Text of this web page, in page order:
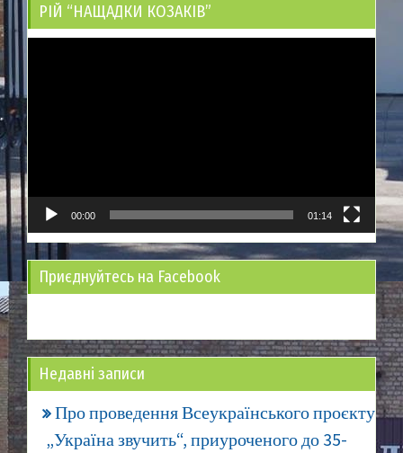
РІЙ “НАЩАДКИ КОЗАКІВ”
00:00 01:14
Приєднуйтесь на Facebook
Недавні записи
Про проведення Всеукраїнського проєкту
„Україна звучить“, приуроченого до 35-